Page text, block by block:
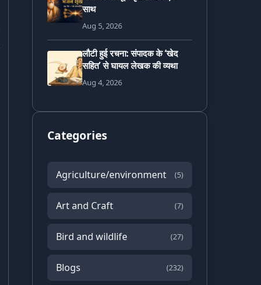
साथ
Aug 5, 2026
लौटी हुई रचना: संपादक के ‘खेद
सहित’ से घायल लेखक की व्यथा
Aug 4, 2026
Categories
Agriculture/environment (5)
Art and Craft (7)
Bird and wildlife (27)
Blogs (232)